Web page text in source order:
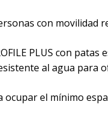
con movilidad
PLUS con
al agua para
ocupar el mínimo